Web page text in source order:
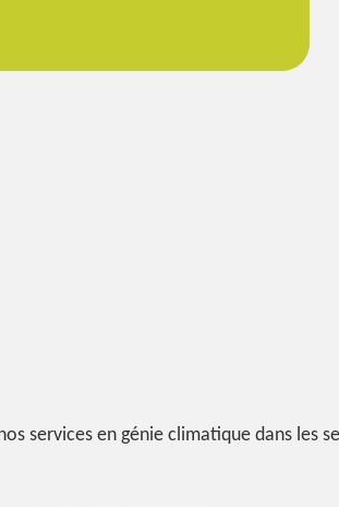
services en génie climatique dans les